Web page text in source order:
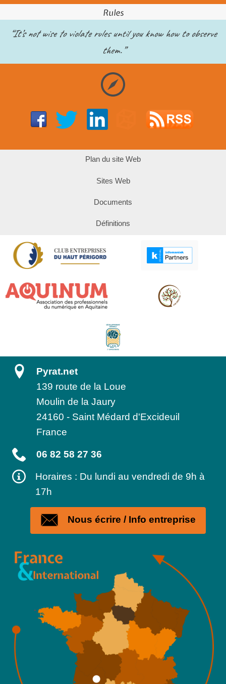
Rules
“It’s not wise to violate rules until you know how to observe
them.”
Plan du site Web
Sites Web
Documents
Définitions
Pyrat.net
139 route de la Loue
Moulin de la Jaury
24160 - Saint Médard d'Excideuil
France
06 82 58 27 36
Horaires : Du lundi au vendredi de 9h à
17h
Nous écrire / Info entreprise